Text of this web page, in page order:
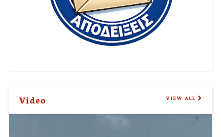
Video VIEW ALL